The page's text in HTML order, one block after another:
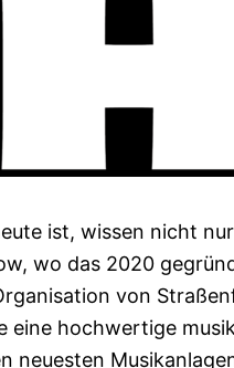
ist, wissen nicht
wo das 2020
von
eine hochwertige
neuesten